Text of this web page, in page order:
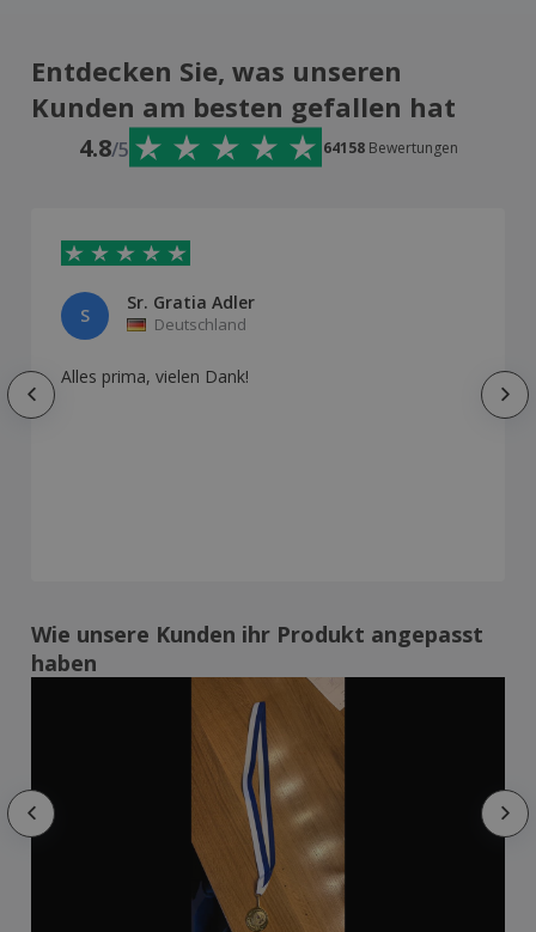
Entdecken Sie, was unseren
Kunden am besten gefallen hat
4.8/5 64158 Bewertungen
S
Sr. Gratia Adler
Deutschland
Alles prima, vielen Dank!
Wie unsere Kunden ihr Produkt angepasst
haben